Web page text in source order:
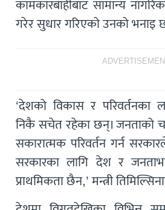
कामकारबाहीबाट सामान्य
गरेर सुधार गरिएको उनको भनाइ
‘देशको विकास र परिवर्तनका
निकै सचेत रहेका छन्। जनताको
सकारात्मक परिवर्तन गर्न
सरकारका लागि देश र
प्राथमिकता छैन,’ मन्त्री